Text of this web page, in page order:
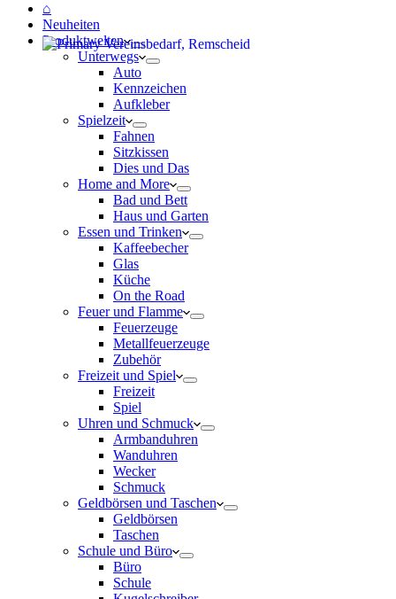
⌂
Neuheiten
Produktwelten
Unterwegs
Auto
Kennzeichen
Aufkleber
Spielzeit
Fahnen
Sitzkissen
Dies und Das
Home and More
Bad und Bett
Haus und Garten
Essen und Trinken
Kaffeebecher
Glas
Küche
On the Road
Feuer und Flamme
Feuerzeuge
Metallfeuerzeuge
Zubehör
Freizeit und Spiel
Freizeit
Spiel
Uhren und Schmuck
Armbanduhren
Wanduhren
Wecker
Schmuck
Geldbörsen und Taschen
Geldbörsen
Taschen
Schule und Büro
Büro
Schule